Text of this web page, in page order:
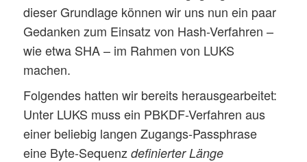
dieser Grundlage können wir uns nun ein paar
Gedanken zum Einsatz von Hash-Verfahren –
wie etwa SHA – im Rahmen von LUKS
machen.
Folgendes hatten wir bereits herausgearbeitet:
Unter LUKS muss ein PBKDF-Verfahren aus
einer beliebig langen Zugangs-Passphrase
eine Byte-Sequenzdefinierter Länge